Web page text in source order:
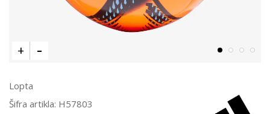
Lopta
Šifra artikla: H57803